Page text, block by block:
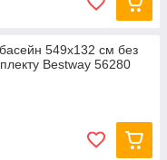
549x132 см без
Bestway 56280